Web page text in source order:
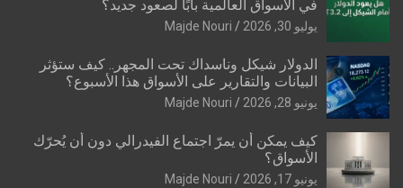
في الأسواق العالمية بابًا لصعود جديد؟
يوليو 30, 2026 Majde Nouri
الدولار شيكل وناسداك تحت المجهر.. كيف ستؤثر
البيانات والتقارير على الأسواق هذا الأسبوع؟
يونيو 28, 2026 Majde Nouri
كيف يمكن أن يمرّ اجتماع الفيدرالي دون أن يُحرّك
الأسواق؟
يونيو 17, 2026 Majde Nouri